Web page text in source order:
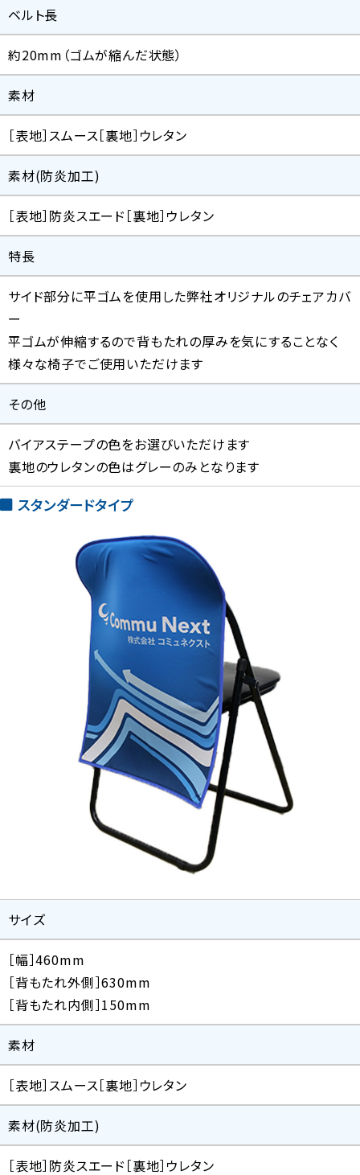
ベルト長
約20mm（ゴムが縮んだ状態）
素材
［表地］スムース［裏地］ウレタン
素材(防炎加工)
［表地］防炎スエード［裏地］ウレタン
特長
サイド部分に平ゴムを使用した弊社オリジナルのチェアカバ
ー
平ゴムが伸縮するので背もたれの厚みを気にすることなく
様々な椅子でご使用いただけます
その他
バイアステープの色をお選びいただけます
裏地のウレタンの色はグレーのみとなります
スタンダードタイプ
サイズ
［幅］460mm
［背もたれ外側］630mm
［背もたれ内側］150mm
素材
［表地］スムース［裏地］ウレタン
素材(防炎加工)
［表地］防炎スエード［裏地］ウレタン